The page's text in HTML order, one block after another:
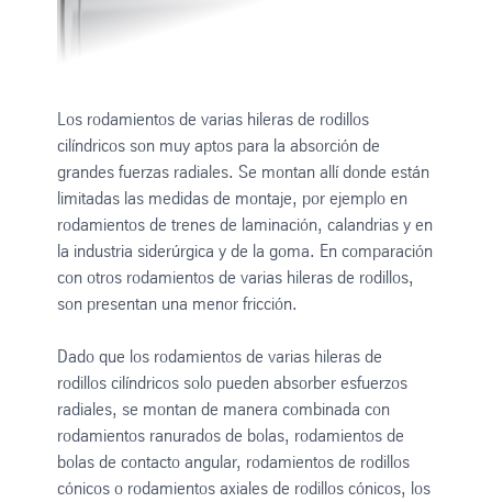
Los rodamientos de varias hileras de rodillos
cilíndricos son muy aptos para la absorción de
grandes fuerzas radiales. Se montan allí donde están
limitadas las medidas de montaje, por ejemplo en
rodamientos de trenes de laminación, calandrias y en
la industria siderúrgica y de la goma. En comparación
con otros rodamientos de varias hileras de rodillos,
son presentan una menor fricción.
Dado que los rodamientos de varias hileras de
rodillos cilíndricos solo pueden absorber esfuerzos
radiales, se montan de manera combinada con
rodamientos ranurados de bolas, rodamientos de
bolas de contacto angular, rodamientos de rodillos
cónicos o rodamientos axiales de rodillos cónicos, los